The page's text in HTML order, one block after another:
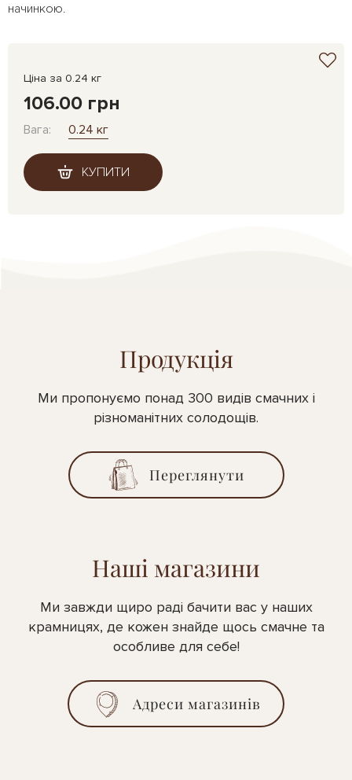
начинкою.
Ціна за 0.24 кг
106.00 грн
Вага: 0.24 кг
КУПИТИ
Продукція
Ми пропонуємо понад 300 видів смачних і
різноманітних солодощів.
Переглянути
Наші магазини
Ми завжди щиро раді бачити вас у наших
крамницях, де кожен знайде щось смачне та
особливе для себе!
Адреси магазинів